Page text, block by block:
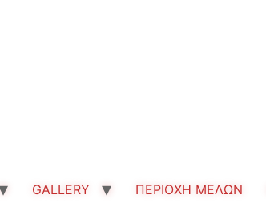
GALLERY ΠΕΡΙΟΧΗ ΜΕΛΩΝ